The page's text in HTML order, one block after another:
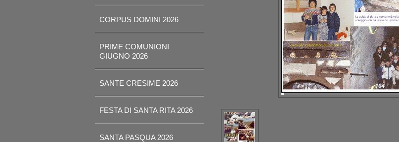
CORPUS DOMINI 2026
PRIME COMUNIONI
GIUGNO 2026
SANTE CRESIME 2026
FESTA DI SANTA RITA 2026
SANTA PASQUA 2026